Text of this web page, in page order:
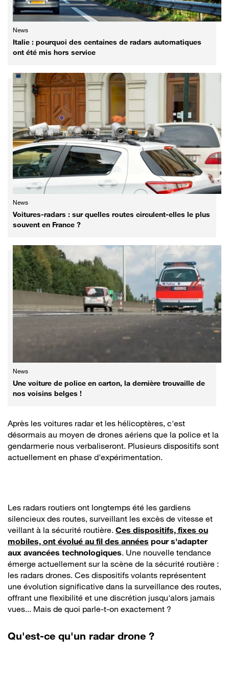
News
Italie : pourquoi des centaines de radars automatiques
ont été mis hors service
News
Voitures-radars : sur quelles routes circulent-elles le plus
souvent en France ?
News
Une voiture de police en carton, la dernière trouvaille de
nos voisins belges !
Après les voitures radar et les hélicoptères, c'est
désormais au moyen de drones aériens que la police et la
gendarmerie nous verbaliseront. Plusieurs dispositifs sont
actuellement en phase d'expérimentation.
Les radars routiers ont longtemps été les gardiens
silencieux des routes, surveillant les excès de vitesse et
veillant à la sécurité routière. Ces dispositifs, fixes ou
mobiles, ont évolué au fil des années pour s'adapter
aux avancées technologiques. Une nouvelle tendance
émerge actuellement sur la scène de la sécurité routière :
les radars drones. Ces dispositifs volants représentent
une évolution significative dans la surveillance des routes,
offrant une flexibilité et une discrétion jusqu'alors jamais
vues... Mais de quoi parle-t-on exactement ?
Qu'est-ce qu'un radar drone ?